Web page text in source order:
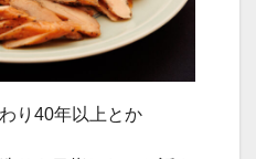
り40年以上とか